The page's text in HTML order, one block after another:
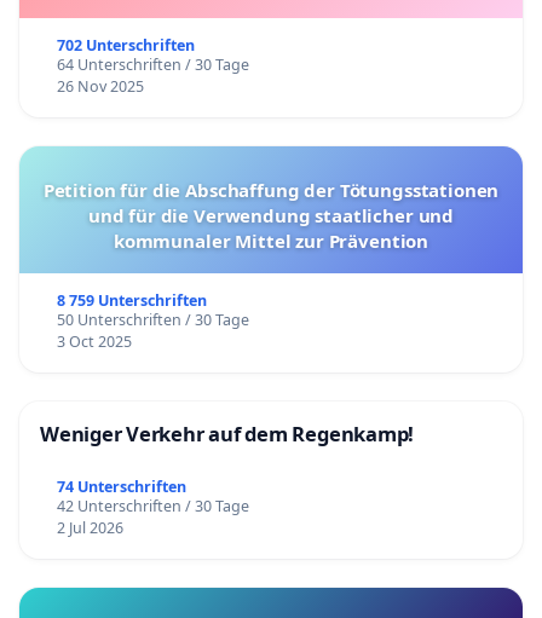
702 Unterschriften
64 Unterschriften / 30 Tage
26 Nov 2025
Petition für die Abschaffung der Tötungsstationen
und für die Verwendung staatlicher und
kommunaler Mittel zur Prävention
8 759 Unterschriften
50 Unterschriften / 30 Tage
3 Oct 2025
Weniger Verkehr auf dem Regenkamp!
74 Unterschriften
42 Unterschriften / 30 Tage
2 Jul 2026